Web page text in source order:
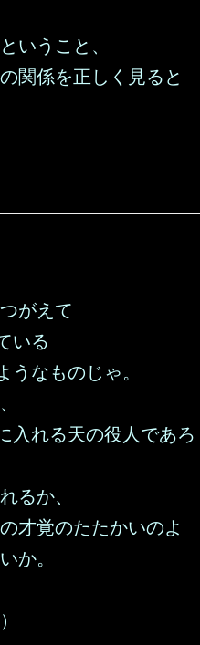
いうこと、
関係を正しく見ると
がえて
いる
うなものじゃ。
入れる天の役人であろ
るか、
才覚のたたかいのよ
か。